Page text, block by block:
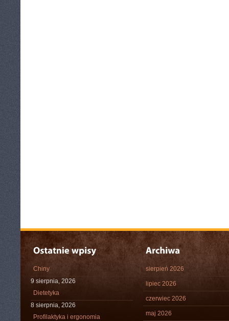
Chiny
9 sierpnia, 2026
Dietetyka
8 sierpnia, 2026
Profilaktyka i ergonomia
sierpień 2026
lipiec 2026
czerwiec 2026
maj 2026